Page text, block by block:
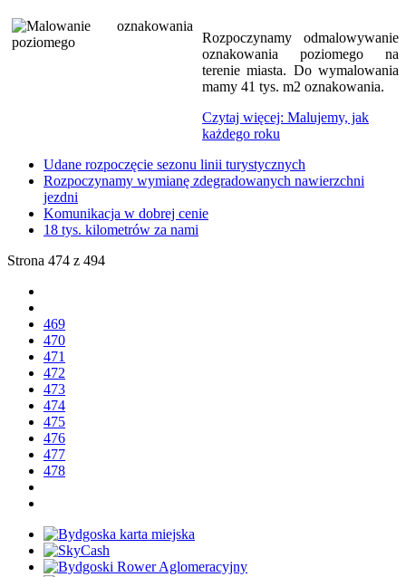
Rozpoczynamy odmalowywanie
oznakowania poziomego na
terenie miasta. Do wymalowania
mamy 41 tys. m2 oznakowania.
Czytaj więcej: Malujemy, jak
każdego roku
Udane rozpoczęcie sezonu linii turystycznych
Rozpoczynamy wymianę zdegradowanych nawierzchni
jezdni
Komunikacja w dobrej cenie
18 tys. kilometrów za nami
Strona 474 z 494
469
470
471
472
473
474
475
476
477
478